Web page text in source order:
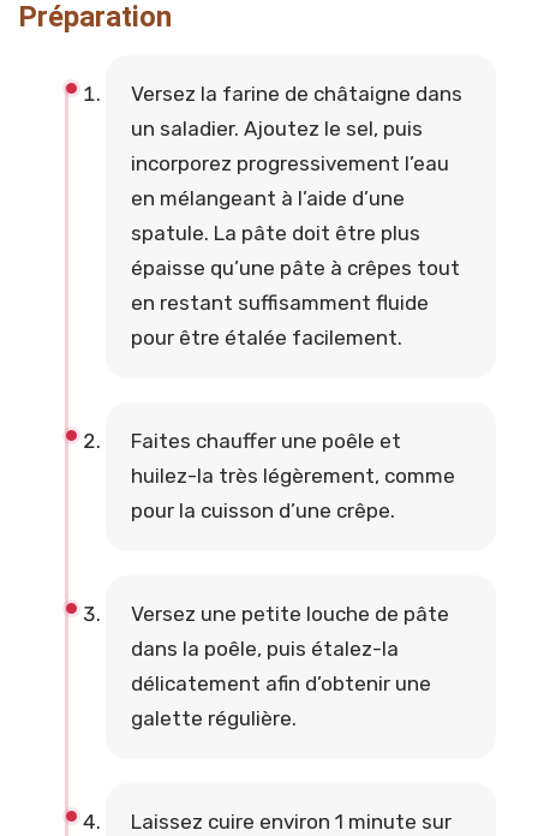
Préparation
Versez la farine de châtaigne dans
un saladier. Ajoutez le sel, puis
incorporez progressivement l’eau
en mélangeant à l’aide d’une
spatule. La pâte doit être plus
épaisse qu’une pâte à crêpes tout
en restant suffisamment fluide
pour être étalée facilement.
Faites chauffer une poêle et
huilez-la très légèrement, comme
pour la cuisson d’une crêpe.
Versez une petite louche de pâte
dans la poêle, puis étalez-la
délicatement afin d’obtenir une
galette régulière.
Laissez cuire environ 1 minute sur